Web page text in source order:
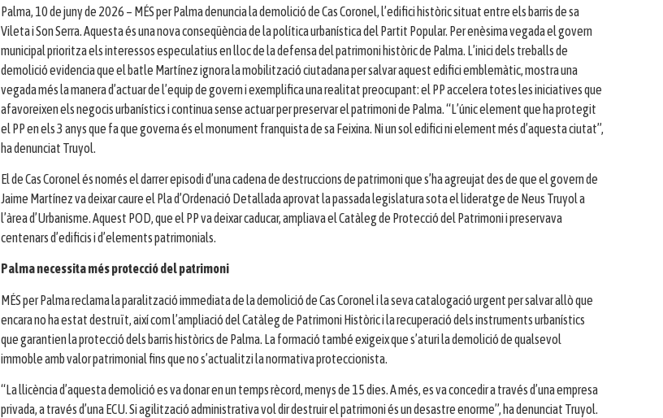
Palma, 10 de juny de 2026 – MÉS per Palma denuncia la demolició de Cas Coronel, l’edifici històric situat entre els barris de sa
Vileta i Son Serra. Aquesta és una nova conseqüència de la política urbanística del Partit Popular. Per enèsima vegada el govern
municipal prioritza els interessos especulatius en lloc de la defensa del patrimoni històric de Palma. L’inici dels treballs de
demolició evidencia que el batle Martínez ignora la mobilització ciutadana per salvar aquest edifici emblemàtic, mostra una
vegada més la manera d’actuar de l’equip de govern i exemplifica una realitat preocupant: el PP accelera totes les iniciatives que
afavoreixen els negocis urbanístics i continua sense actuar per preservar el patrimoni de Palma. “L’únic element que ha protegit
el PP en els 3 anys que fa que governa és el monument franquista de sa Feixina. Ni un sol edifici ni element més d’aquesta ciutat”,
ha denunciat Truyol.
El de Cas Coronel és només el darrer episodi d’una cadena de destruccions de patrimoni que s’ha agreujat des de que el govern de
Jaime Martínez va deixar caure el Pla d’Ordenació Detallada aprovat la passada legislatura sota el lideratge de Neus Truyol a
l’àrea d’Urbanisme. Aquest POD, que el PP va deixar caducar, ampliava el Catàleg de Protecció del Patrimoni i preservava
centenars d’edificis i d’elements patrimonials.
Palma necessita més protecció del patrimoni
MÉS per Palma reclama la paralització immediata de la demolició de Cas Coronel i la seva catalogació urgent per salvar allò que
encara no ha estat destruït, així com l’ampliació del Catàleg de Patrimoni Històric i la recuperació dels instruments urbanístics
que garantien la protecció dels barris històrics de Palma. La formació també exigeix que s’aturi la demolició de qualsevol
immoble amb valor patrimonial fins que no s’actualitzi la normativa proteccionista.
“La llicència d’aquesta demolició es va donar en un temps rècord, menys de 15 dies. A més, es va concedir a través d’una empresa
privada, a través d’una ECU. Si agilització administrativa vol dir destruir el patrimoni és un desastre enorme”, ha denunciat Truyol.